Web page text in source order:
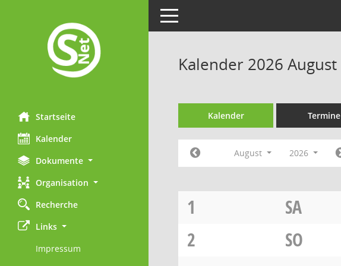
Startseite
Kalender
Dokumente
Organisation
Recherche
Links
Impressum
Toggle navigation
Kalender 2026 August
Kalender Termine
August 2026
1
SA
2
SO